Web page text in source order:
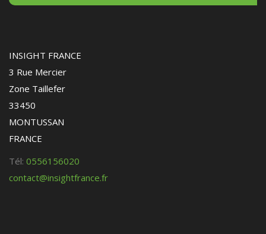
INSIGHT FRANCE
3 Rue Mercier
Zone Taillefer
33450
MONTUSSAN
FRANCE
Tél: 0556156020
contact@insightfrance.fr